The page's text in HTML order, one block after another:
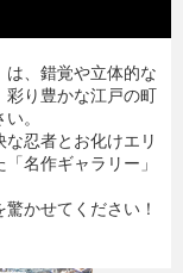
は、錯覚や立体的な
彩り豊かな江戸の町
。
忍者とお化けエリ
名作ギャラリー」
かせてください！